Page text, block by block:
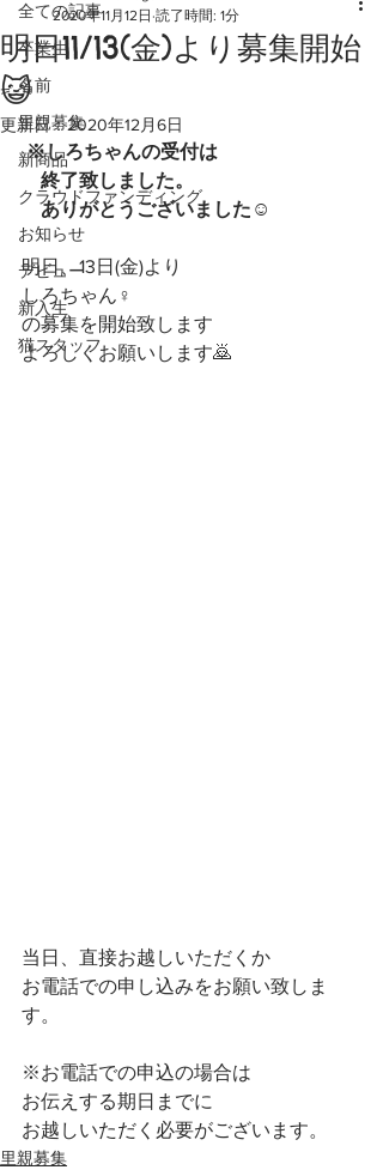
全ての記事
卒業生
名前
里親募集
新商品
クラウドファンディング
お知らせ
デビュー
新入生
猫スタッフ
明日11/13(金)より募集開始
😺
2020年11月12日 読了時間: 1分
更新日：2020年12月6日
※しろちゃんの受付は
終了致しました。
ありがとうございました☺
明日、13日(金)より
しろちゃん♀️
の募集を開始致します
よろしくお願いします🙇
当日、直接お越しいただくか
お電話での申し込みをお願い致しま
す。
※お電話での申込の場合は
お伝えする期日までに
お越しいただく必要がございます。
里親募集